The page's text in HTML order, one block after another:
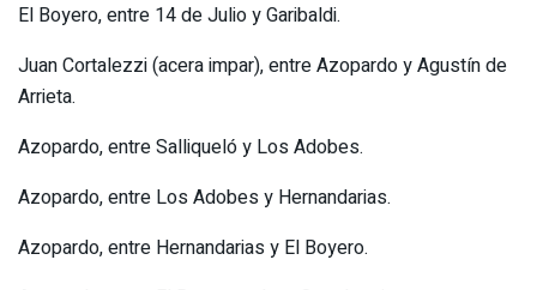
El Boyero, entre 14 de Julio y Garibaldi.
Juan Cortalezzi (acera impar), entre Azopardo y Agustín de
Arrieta.
Azopardo, entre Salliqueló y Los Adobes.
Azopardo, entre Los Adobes y Hernandarias.
Azopardo, entre Hernandarias y El Boyero.